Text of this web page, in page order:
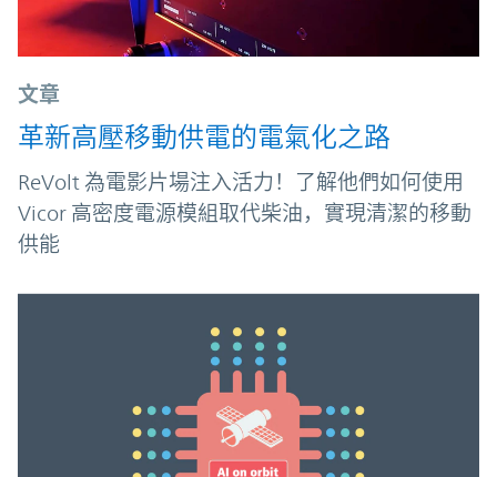
文章
革新高壓移動供電的電氣化之路
ReVolt 為電影片場注入活力！了解他們如何使用
Vicor 高密度電源模組取代柴油，實現清潔的移動
供能